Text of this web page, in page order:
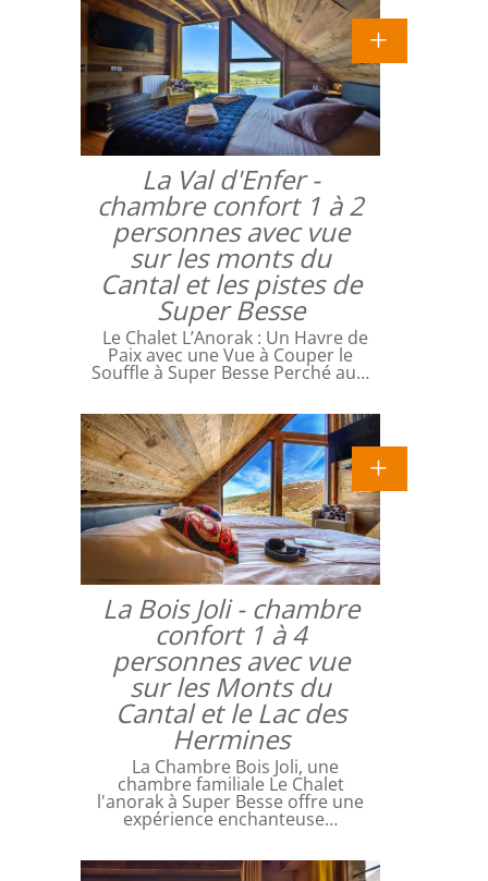
La Val d'Enfer -
chambre confort 1 à 2
personnes avec vue
sur les monts du
Cantal et les pistes de
Super Besse
Le Chalet L’Anorak : Un Havre de
Paix avec une Vue à Couper le
Souffle à Super Besse Perché au…
La Bois Joli - chambre
confort 1 à 4
personnes avec vue
sur les Monts du
Cantal et le Lac des
Hermines
La Chambre Bois Joli, une
chambre familiale Le Chalet
l'anorak à Super Besse offre une
expérience enchanteuse…